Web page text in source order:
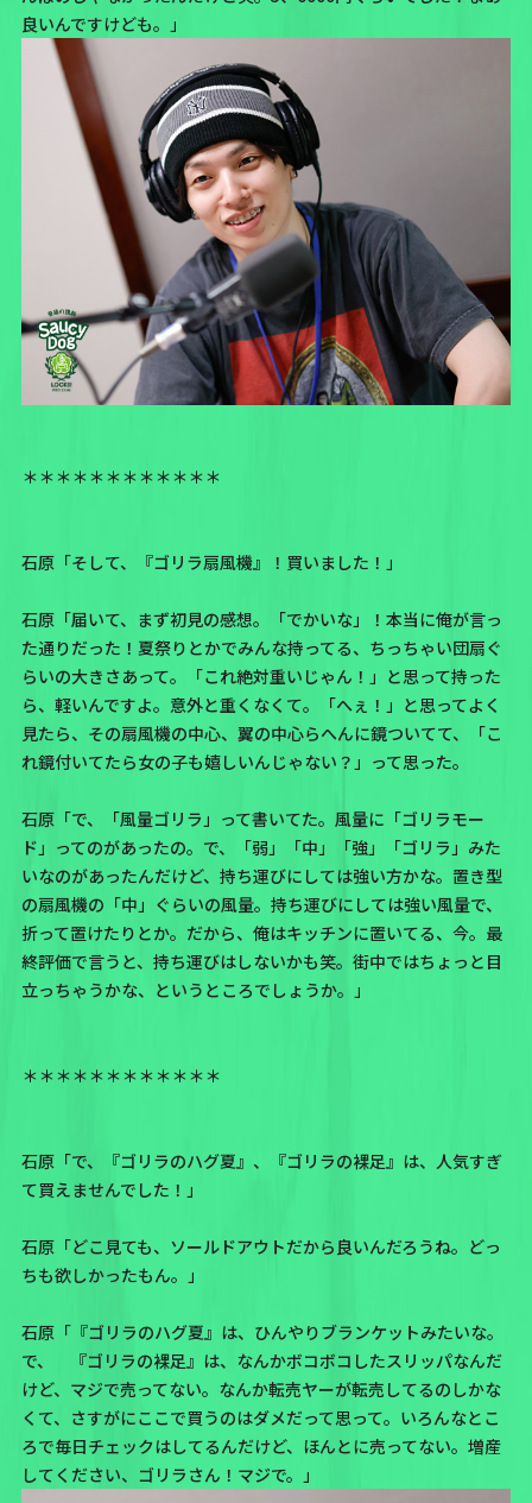
良いんですけども。」
＊＊＊＊＊＊＊＊＊＊＊＊
石原「そして、『ゴリラ扇風機』！買いました！」
石原「届いて、まず初見の感想。「でかいな」！本当に俺が言っ
た通りだった！夏祭りとかでみんな持ってる、ちっちゃい団扇ぐ
らいの大きさあって。「これ絶対重いじゃん！」と思って持った
ら、軽いんですよ。意外と重くなくて。「へぇ！」と思ってよく
見たら、その扇風機の中心、翼の中心らへんに鏡ついてて、「こ
れ鏡付いてたら女の子も嬉しいんじゃない？」って思った。
石原「で、「風量ゴリラ」って書いてた。風量に「ゴリラモー
ド」ってのがあったの。で、「弱」「中」「強」「ゴリラ」みた
いなのがあったんだけど、持ち運びにしては強い方かな。置き型
の扇風機の「中」ぐらいの風量。持ち運びにしては強い風量で、
折って置けたりとか。だから、俺はキッチンに置いてる、今。最
終評価で言うと、持ち運びはしないかも笑。街中ではちょっと目
立っちゃうかな、というところでしょうか。」
＊＊＊＊＊＊＊＊＊＊＊＊
石原「で、『ゴリラのハグ夏』、『ゴリラの裸足』は、人気すぎ
て買えませんでした！」
石原「どこ見ても、ソールドアウトだから良いんだろうね。どっ
ちも欲しかったもん。」
石原「『ゴリラのハグ夏』は、ひんやりブランケットみたいな。
で、 『ゴリラの裸足』は、なんかボコボコしたスリッパなんだ
けど、マジで売ってない。なんか転売ヤーが転売してるのしかな
くて、さすがにここで買うのはダメだって思って。いろんなとこ
ろで毎日チェックはしてるんだけど、ほんとに売ってない。増産
してください、ゴリラさん！マジで。」